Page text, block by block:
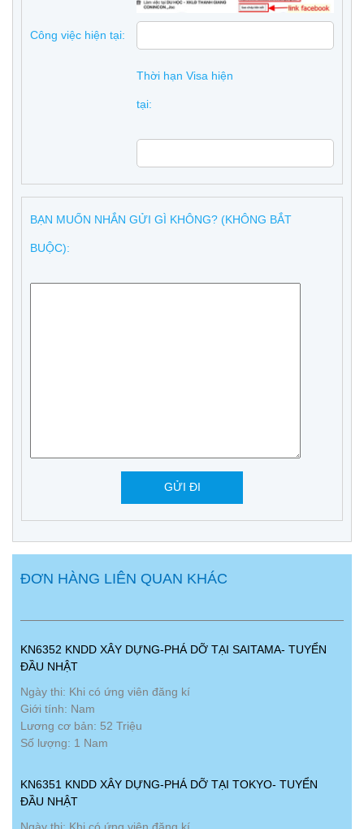
Công việc hiện tại:
Thời hạn Visa hiện
tại:
BẠN MUỐN NHẮN GỬI GÌ KHÔNG? (KHÔNG BẮT
BUỘC):
ĐƠN HÀNG LIÊN QUAN KHÁC
KN6352 KNDD XÂY DỰNG-PHÁ DỠ TẠI SAITAMA- TUYỂN
ĐẦU NHẬT
Ngày thi: Khi có ứng viên đăng kí
Giới tính: Nam
Lương cơ bản: 52 Triệu
Số lượng: 1 Nam
KN6351 KNDD XÂY DỰNG-PHÁ DỠ TẠI TOKYO- TUYỂN
ĐẦU NHẬT
Ngày thi: Khi có ứng viên đăng kí